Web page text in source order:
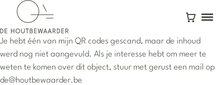
Je hebt één van mijn QR codes gescand, maar de inhoud
werd nog niet aangevuld. Als je interesse hebt om meer te
weten te komen over dit object, stuur met gerust een mail op
de@houtbewaarder.be